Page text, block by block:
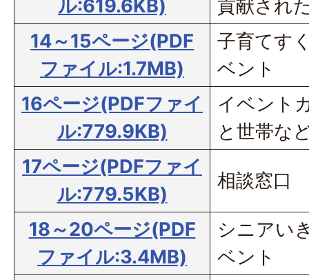
ル:619.6KB)
貢献され
14～15ページ(PDF
ファイル:1.7MB)
子育てす
ベント
16ページ(PDFファイ
ル:779.9KB)
イベント
と世帯な
17ページ(PDFファイ
ル:779.5KB)
相談窓口
18～20ページ(PDF
ファイル:3.4MB)
シニアい
ベント